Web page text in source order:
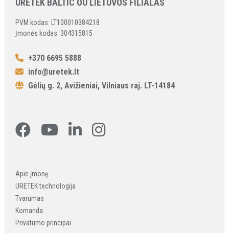
PVM kodas: LT100010384218
Įmonės kodas: 304315815
+370 6695 5888
info@uretek.lt
Gėlių g. 2, Avižieniai, Vilniaus raj. LT-14184
Apie įmonę
URETEK technologija
Tvarumas
Komanda
Privatumo principai